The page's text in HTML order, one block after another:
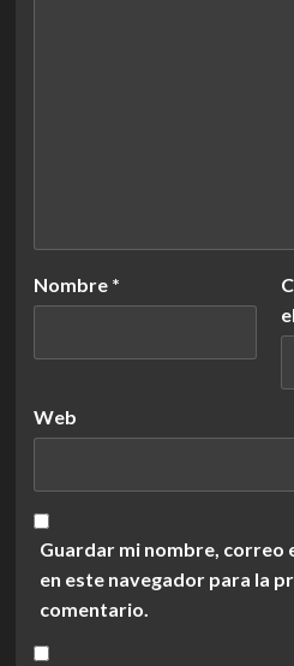
Nombre *
Web
Guardar mi nombre, correo
en este navegador para la
comentario.